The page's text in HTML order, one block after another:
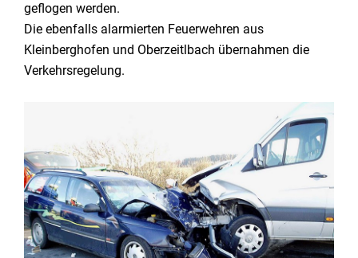
geflogen werden.
Die ebenfalls alarmierten Feuerwehren aus
Kleinberghofen und Oberzeitlbach übernahmen die
Verkehrsregelung.